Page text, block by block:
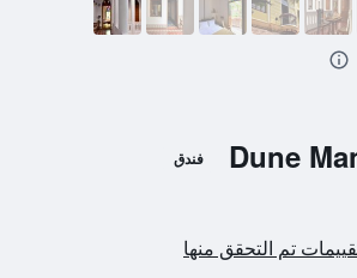
Dune فندق